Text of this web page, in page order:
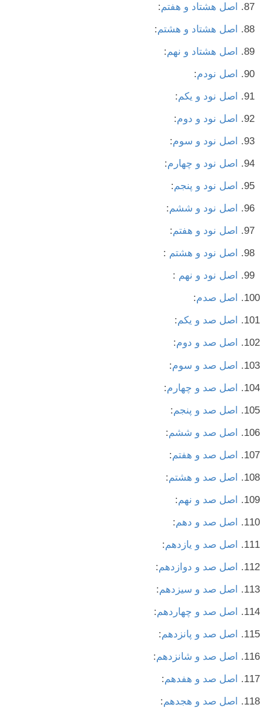
اصل هشتاد و هفتم:
اصل هشتاد و هشتم:
اصل هشتاد و نهم:
اصل نودم:
اصل نود و یکم:
اصل نود و دوم:
اصل نود و سوم:
اصل نود و چهارم:
اصل نود و پنجم:
اصل نود و ششم:
اصل نود و هفتم:
اصل نود و هشتم
اصل نود و نهم
اصل صدم:
اصل صد و یکم:
اصل صد و دوم:
اصل صد و سوم:
اصل صد و چهارم:
اصل صد و پنجم:
اصل صد و ششم:
اصل صد و هفتم:
اصل صد و هشتم:
اصل صد و نهم:
اصل صد و دهم:
اصل صد و یازدهم:
اصل صد و دوازدهم:
اصل صد و سیزدهم:
اصل صد و چهاردهم:
اصل صد و پانزدهم:
اصل صد و شانزدهم:
اصل صد و هفدهم:
اصل صد و هجدهم: